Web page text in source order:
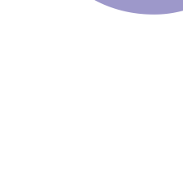
Placas & Quadros